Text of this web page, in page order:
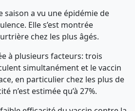
saison a vu une épidémie de
Elle s’est montrée
chez les plus âgés.
à plusieurs facteurs: trois
simultanément et le vaccin
en particulier chez les plus de
n’est estimée qu’à 27%.